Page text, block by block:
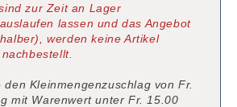
zur Zeit an Lager
lassen und das Angebot
werden keine Artikel
Kleinmengenzuschlag von Fr.
mit Warenwert unter Fr. 15.00